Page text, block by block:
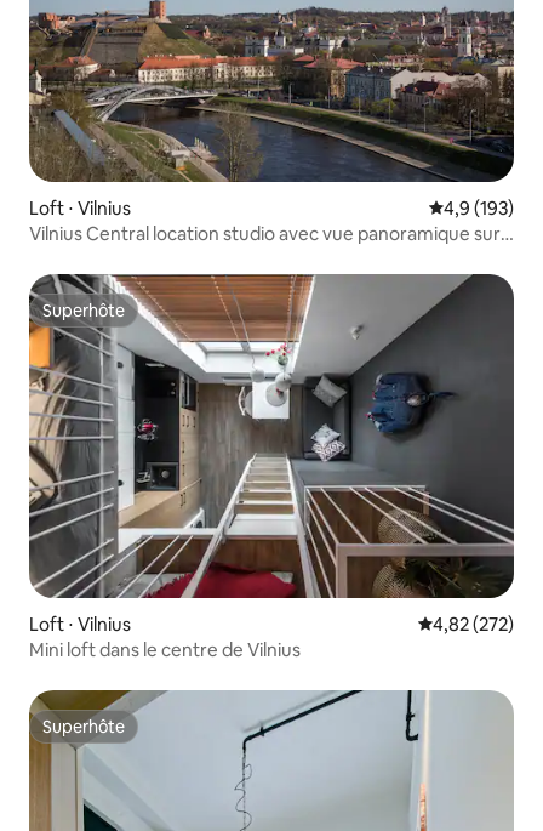
Loft ⋅ Vilnius Évaluation
4,9 (193)
Vilnius Central location studio avec vue panoramique sur
Superhôte
Superhôte
Loft ⋅ Vilnius Évaluation
4,82 (272)
Mini loft dans le centre de Vilnius
Superhôte
Superhôte